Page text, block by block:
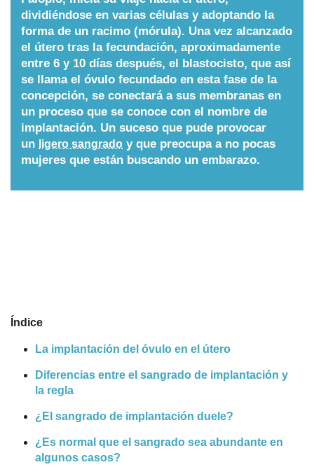
Nombres
Cuentos
dividiéndose en varias células y adoptando la
forma de un racimo (mórula). Una vez alcanzado
el útero tras la fecundación, aproximadamente
entre 6 y 10 días después, el blastocisto, que así
se llama el óvulo fecundado en esta fase de la
concepción, se conectará a sus membranas en
un proceso que se conoce con el nombre de
implantación. Un suceso que pude provocar
un ligero sangrado y que preocupa a no pocas
mujeres que están buscando un embarazo.
Índice
La implantación del óvulo en el útero
Diferencias entre el sangrado de implantación y
la regla
¿El sangrado de implantación duele?
¿Es normal que el sangrado sea abundante en
algunos casos?